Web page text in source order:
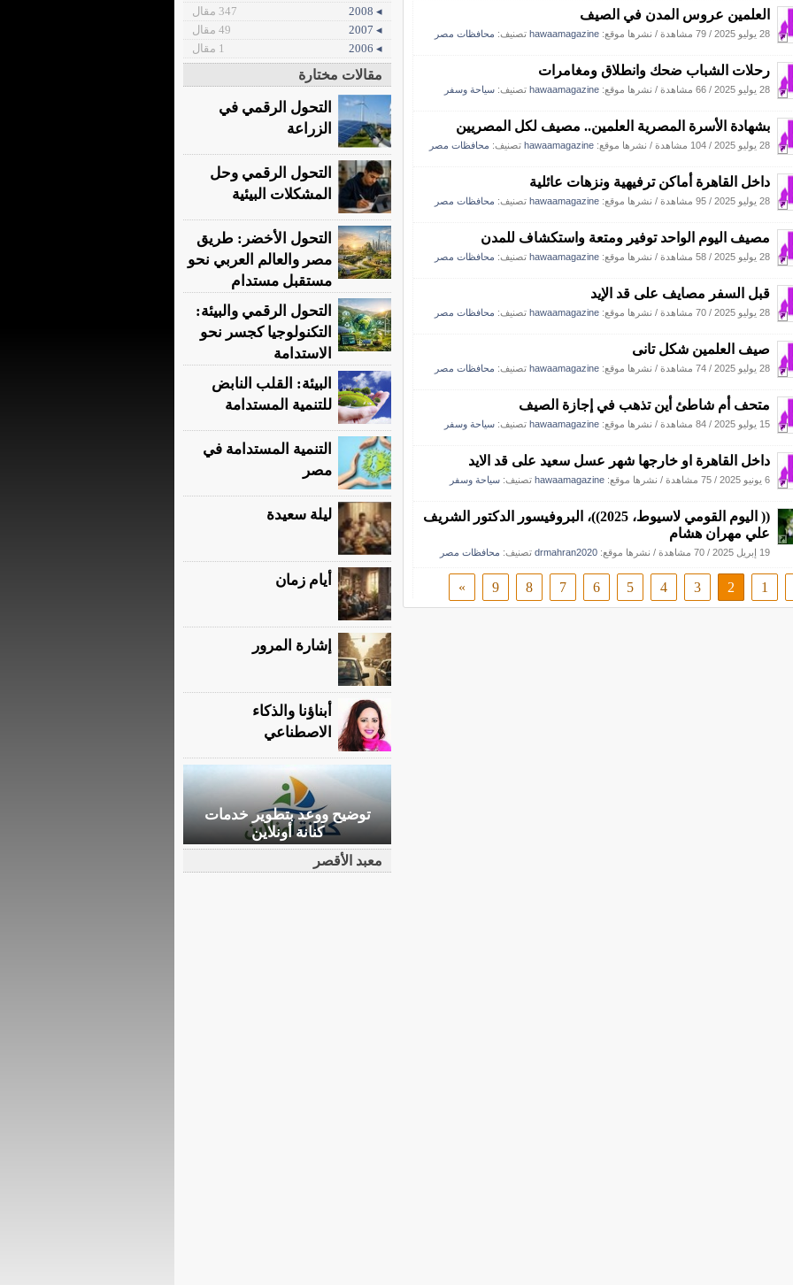
العلمين عروس المدن في الصيف
28 يوليو 2025 / 79 مشاهدة / نشرها موقع: hawaamagazine تصنيف: محافظات مصر
رحلات الشباب ضحك وانطلاق ومغامرات
28 يوليو 2025 / 66 مشاهدة / نشرها موقع: hawaamagazine تصنيف: سياحة وسفر
بشهادة الأسرة المصرية العلمين.. مصيف لكل المصريين
28 يوليو 2025 / 104 مشاهدة / نشرها موقع: hawaamagazine تصنيف: محافظات مصر
داخل القاهرة أماكن ترفيهية ونزهات عائلية
28 يوليو 2025 / 95 مشاهدة / نشرها موقع: hawaamagazine تصنيف: محافظات مصر
مصيف اليوم الواحد توفير ومتعة واستكشاف للمدن
28 يوليو 2025 / 58 مشاهدة / نشرها موقع: hawaamagazine تصنيف: محافظات مصر
قبل السفر مصايف على قد الإيد
28 يوليو 2025 / 70 مشاهدة / نشرها موقع: hawaamagazine تصنيف: محافظات مصر
صيف العلمين شكل تانى
28 يوليو 2025 / 74 مشاهدة / نشرها موقع: hawaamagazine تصنيف: محافظات مصر
متحف أم شاطئ أين تذهب في إجازة الصيف
15 يوليو 2025 / 84 مشاهدة / نشرها موقع: hawaamagazine تصنيف: سياحة وسفر
داخل القاهرة او خارجها شهر عسل سعيد على قد الايد
6 يونيو 2025 / 75 مشاهدة / نشرها موقع: hawaamagazine تصنيف: سياحة وسفر
(( اليوم القومي لاسيوط، 2025))، البروفيسور الدكتور الشريف
علي مهران هشام
19 إبريل 2025 / 70 مشاهدة / نشرها موقع: drmahran2020 تصنيف: محافظات مصر
1
2
3
4
5
6
7
8
9
»
◂ 2008
347 مقال
◂ 2007
49 مقال
◂ 2006
1 مقال
مقالات مختارة
التحول الرقمي في
الزراعة
التحول الرقمي وحل
المشكلات البيئية
التحول الأخضر: طريق
مصر والعالم العربي نحو
مستقبل مستدام
التحول الرقمي والبيئة:
التكنولوجيا كجسر نحو
الاستدامة
البيئة: القلب النابض
للتنمية المستدامة
التنمية المستدامة في
مصر
ليلة سعيدة
أيام زمان
إشارة المرور
أبناؤنا والذكاء
الاصطناعي
توضيح ووعد بتطوير خدمات
كنانة أونلاين
معبد الأقصر